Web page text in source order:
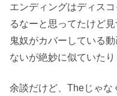
エンディングはディス
るなーと思ってたけど
鬼奴がカバーしている
ないが絶妙に似ていた
余談だけど、Theじゃな